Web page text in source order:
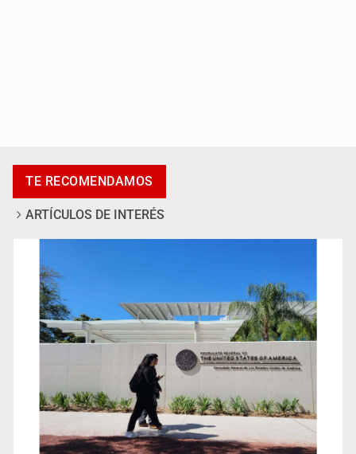
Llaman a mantener legado de Alcalde
TE RECOMENDAMOS
ARTÍCULOS DE INTERÉS